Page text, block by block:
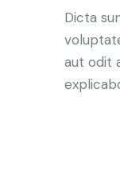
Dicta
aut odit